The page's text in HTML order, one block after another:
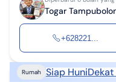
Togar
+628221...
Rumah Siap HuniDekat